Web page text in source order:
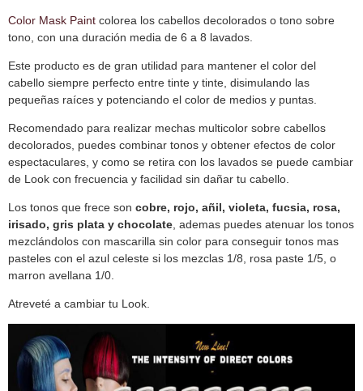
Color Mask Paint colorea los cabellos decolorados o tono sobre
tono, con una duración media de 6 a 8 lavados.
Este producto es de gran utilidad para mantener el color del
cabello siempre perfecto entre tinte y tinte, disimulando las
pequeñas raíces y potenciando el color de medios y puntas.
Recomendado para realizar mechas multicolor sobre cabellos
decolorados, puedes combinar tonos y obtener efectos de color
espectaculares, y como se retira con los lavados se puede cambiar
de Look con frecuencia y facilidad sin dañar tu cabello.
Los tonos que frece son cobre, rojo, añil, violeta, fucsia, rosa,
irisado, gris plata y chocolate , ademas puedes atenuar los tonos
mezclándolos con mascarilla sin color para conseguir tonos mas
pasteles con el azul celeste si los mezclas 1/8, rosa paste 1/5, o
marron avellana 1/0.
Atreveté a cambiar tu Look.